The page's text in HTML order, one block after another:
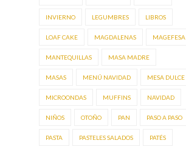
INVIERNO LEGUMBRES LIBROS
LOAF CAKE MAGDALENAS MAGEFESA
MANTEQUILLAS MASA MADRE
MASAS MENÚ NAVIDAD MESA DULCE
MICROONDAS MUFFINS NAVIDAD
NIÑOS OTOÑO PAN PASO A PASO
PASTA PASTELES SALADOS PATÉS